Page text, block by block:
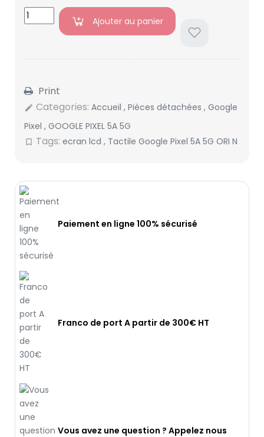
Ajouter au panier
Print
edit Categories: Accueil , Pièces détachées , Google
Pixel , GOOGLE PIXEL 5A 5G
bookmark_border Tags: ecran lcd , Tactile Google Pixel 5A 5G ORI N
Paiement en ligne 100% sécurisé
Franco de port A partir de 300€ HT
Vous avez une question ? Appelez nous